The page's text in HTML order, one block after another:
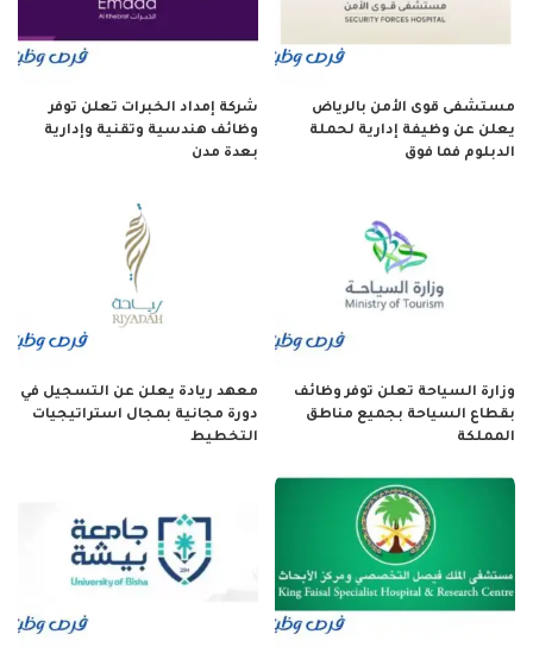
مستشفى قوى الأمن بالرياض
يعلن عن وظيفة إدارية لحملة
الدبلوم فما فوق
شركة إمداد الخبرات تعلن توفر
وظائف هندسية وتقنية وإدارية
بعدة مدن
وزارة السياحة تعلن توفر وظائف
بقطاع السياحة بجميع مناطق
المملكة
معهد ريادة يعلن عن التسجيل في
دورة مجانية بمجال استراتيجيات
التخطيط